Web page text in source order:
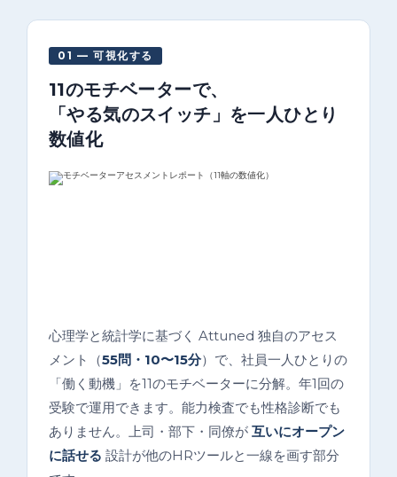
01 — 可視化する
11のモチベーターで、
「やる気のスイッチ」を一人ひとり
数値化
心理学と統計学に基づく Attuned 独自のアセス
メント（55問・10〜15分）で、社員一人ひとりの
「働く動機」を11のモチベーターに分解。年1回の
受験で運用できます。能力検査でも性格診断でも
ありません。上司・部下・同僚が 互いにオープン
に話せる 設計が他のHRツールと一線を画す部分